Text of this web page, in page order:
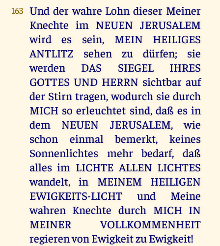
163 Und der wahre Lohn dieser Meiner
Knechte im NEUEN JERUSALEM
wird es sein, MEIN HEILIGES
ANTLITZ sehen zu dürfen; sie
werden DAS SIEGEL IHRES
GOTTES UND HERRN sichtbar auf
der Stirn tragen, wodurch sie durch
MICH so erleuchtet sind, daß es in
dem NEUEN JERUSALEM, wie
schon einmal bemerkt, keines
Sonnenlichtes mehr bedarf, daß
alles im LICHTE ALLEN LICHTES
wandelt, in MEINEM HEILIGEN
EWIGKEITS-LICHT und Meine
wahren Knechte durch MICH IN
MEINER VOLLKOMMENHEIT
regieren von Ewigkeit zu Ewigkeit!